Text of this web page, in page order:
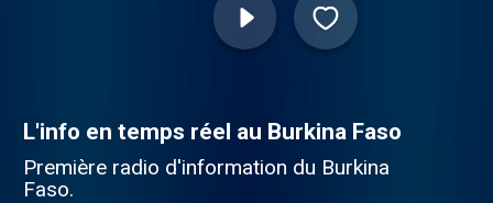
L'info en temps réel au Burkina Faso
Première radio d'information du Burkina
Faso.